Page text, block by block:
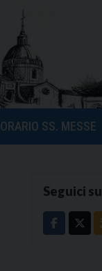
ORARIO SS. MESSE
Seguici su